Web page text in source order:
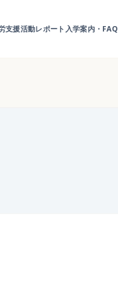
支援活動レポート 入学案内・FAQ